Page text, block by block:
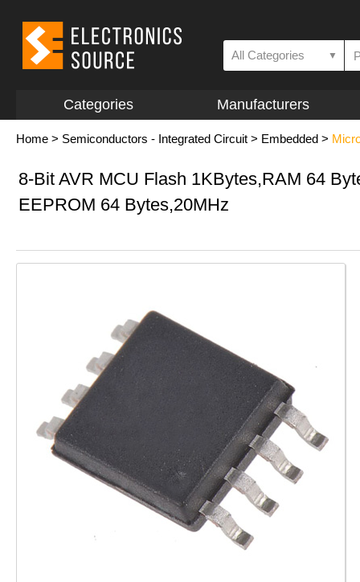
All Categories ▼
Categories Manufacturers
Home > Semiconductors - Integrated Circuit > Embedded >
8-Bit AVR MCU Flash 1KBytes,RAM 64
EEPROM 64 Bytes,20MHz